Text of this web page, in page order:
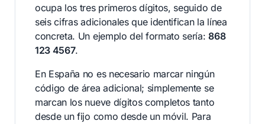
ocupa los tres primeros dígitos, seguido de
seis cifras adicionales que identifican la línea
concreta. Un ejemplo del formato sería:868
123 4567.
En España no es necesario marcar ningún
código de área adicional; simplemente se
marcan los nueve dígitos completos tanto
desde un fijo como desde un móvil. Para